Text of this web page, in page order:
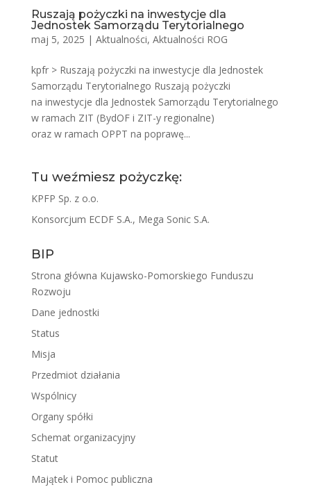
Ruszają pożyczki na inwestycje dla
Jednostek Samorządu Terytorialnego
maj 5, 2025 | Aktualności, Aktualności ROG
kpfr > Ruszają pożyczki na inwestycje dla Jednostek
Samorządu Terytorialnego Ruszają pożyczki
na inwestycje dla Jednostek Samorządu Terytorialnego
w ramach ZIT (BydOF i ZIT-y regionalne)
oraz w ramach OPPT na poprawę...
Tu weźmiesz pożyczkę:
KPFP Sp. z o.o.
Konsorcjum ECDF S.A., Mega Sonic S.A.
BIP
Strona główna Kujawsko-Pomorskiego Funduszu
Rozwoju
Dane jednostki
Status
Misja
Przedmiot działania
Wspólnicy
Organy spółki
Schemat organizacyjny
Statut
Majątek i Pomoc publiczna